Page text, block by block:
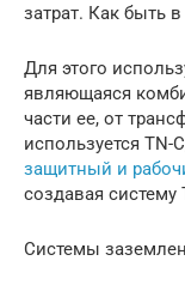
затрат. Как быть
Для этого
являющаяся
части ее, от
используется TN-
защитный и
создавая систему
Системы